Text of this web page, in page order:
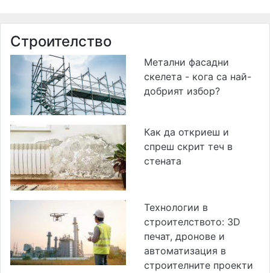
Строителство
Метални фасадни
скелета - кога са най-
добрият избор?
Как да откриеш и
спреш скрит теч в
стената
Технологии в
строителството: 3D
печат, дронове и
автоматизация в
строителните проекти